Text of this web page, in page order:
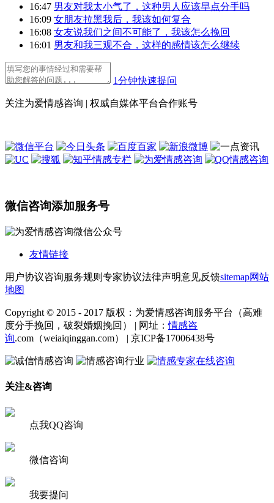
16:47 男友对我太小气了，这种男人应该早点分手吗
16:09 女朋友拉黑我后，我该如何复合
16:08 女友说我们之间不可能了，我该怎么挽回
16:01 男友和我三观不合，这样的感情该怎么继续
1分钟快速提问
关注为爱情感咨询 | 权威自媒体平台合作账号
微信咨询添加服务号
友情链接
用户协议咨询服务规则 专家协议法律声明意见反馈sitemap网站
地图
Copyright © 2015 - 2017 版权：为爱情感咨询服务平台（高难
度分手挽回，破裂婚姻挽回） | 网址：情感咨
询.com（weiaiqinggan.com） | 京ICP备17006438号
关注&咨询
点我QQ咨询
微信咨询
我要提问